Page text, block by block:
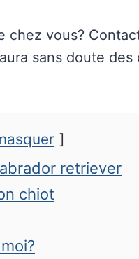
chez vous?
sans doute
retriever
chiot